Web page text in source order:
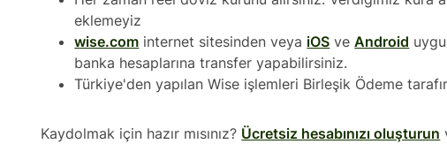
eklemeyiz
wise.com internet sitesinden veya iOS veAndroid
banka hesaplarına transfer yapabilirsiniz.
Türkiye'den yapılan Wise işlemleri Birleşik Ödeme
Kaydolmak için hazır mısınız? Ücretsiz hesabınızı oluşturun